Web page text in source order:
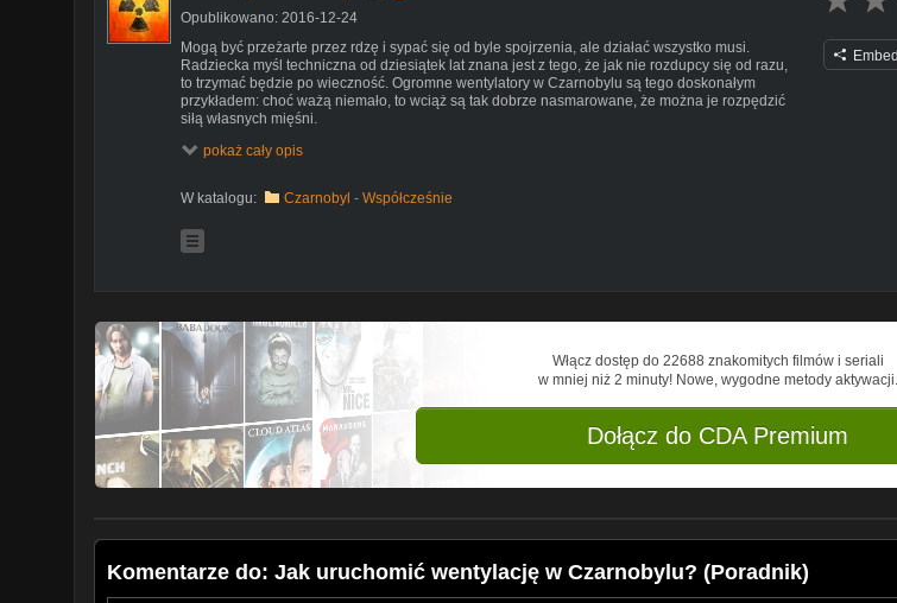
Opublikowano: 2016-12-24
Mogą być przeżarte przez rdzę i sypać się od byle spojrzenia, ale działać wszystko musi.
Radziecka myśl techniczna od dziesiątek lat znana jest z tego, że jak nie rozdupcy się od razu,
to trzymać będzie po wieczność. Ogromne wentylatory w Czarnobylu są tego doskonałym
przykładem: choć ważą niemało, to wciąż są tak dobrze nasmarowane, że można je rozpędzić
siłą własnych mięśni.
pokaż cały opis
W katalogu: Czarnobyl - Współcześnie
Embed
Włącz dostęp do 22688 znakomitych filmów i seriali
w mniej niż 2 minuty! Nowe, wygodne metody aktywacji.
Dołącz do CDA Premium
Komentarze do: Jak uruchomić wentylację w Czarnobylu? (Poradnik)